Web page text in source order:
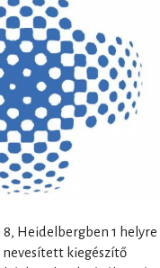
Heidelbergben 1 helyre
nevesített kiegészítő